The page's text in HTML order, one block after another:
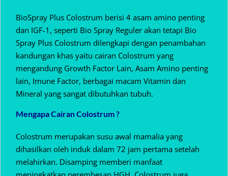
BioSpray Plus Colostrum berisi 4 asam amino penting
dan IGF-1, seperti Bio Spray Reguler akan tetapi Bio
Spray Plus Colostrum dilengkapi dengan penambahan
kandungan khas yaitu cairan Colostrum yang
mengandung Growth Factor Lain, Asam Amino penting
lain, Imune Factor, berbagai macam Vitamin dan
Mineral yang sangat dibutuhkan tubuh.
Mengapa Cairan Colostrum ?
Colostrum merupakan susu awal mamalia yang
dihasilkan oleh induk dalam 72 jam pertama setelah
melahirkan. Disamping memberi manfaat